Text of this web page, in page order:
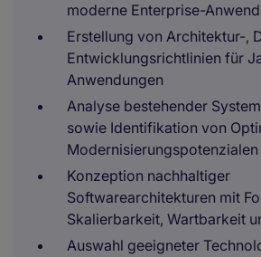
moderne Enterprise-
Erstellung von Architektur-,
Entwicklungsrichtlinien für
Anwendungen
Analyse bestehender
sowie Identifikation von
Modernisierungspotenzialen
Konzeption nachhaltiger
Softwarearchitekturen mit
Skalierbarkeit, Wartbarkeit
Auswahl geeigneter